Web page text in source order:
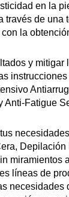
en la
través de
la
y
Anti-Fatigue
miramientos
líneas de